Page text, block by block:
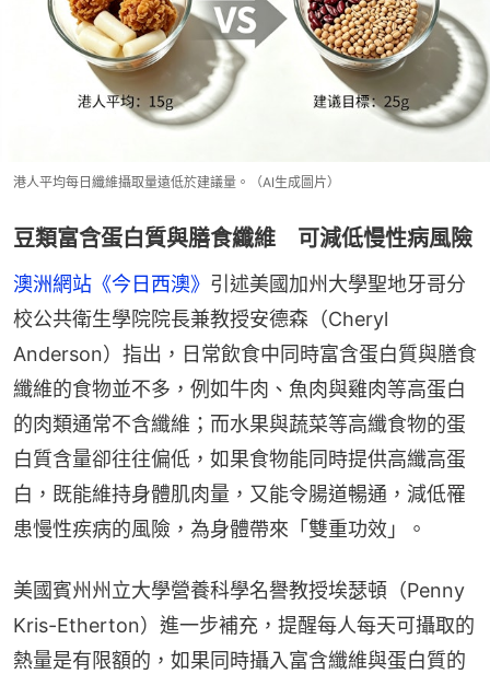
港人平均每日纖維攝取量遠低於建議量。（AI生成圖片）
豆類富含蛋白質與膳食纖維 可減低慢性病風險
澳洲網站《今日西澳》 引述美國加州大學聖地牙哥分
校公共衛生學院院長兼教授安德森（Cheryl
Anderson）指出，日常飲食中同時富含蛋白質與膳食
纖維的食物並不多，例如牛肉、魚肉與雞肉等高蛋白
的肉類通常不含纖維；而水果與蔬菜等高纖食物的蛋
白質含量卻往往偏低，如果食物能同時提供高纖高蛋
白，既能維持身體肌肉量，又能令腸道暢通，減低罹
患慢性疾病的風險，為身體帶來「雙重功效」。
美國賓州州立大學營養科學名譽教授埃瑟頓（Penny
Kris-Etherton）進一步補充，提醒每人每天可攝取的
熱量是有限額的，如果同時攝入富含纖維與蛋白質的